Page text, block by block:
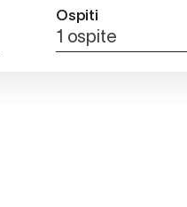
Ospiti
1 ospite